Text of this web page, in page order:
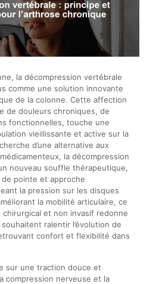
la décompression vertébrale
comme une solution innovante
de la colonne. Cette affection
de douleurs chroniques, de
fonctionnelles, touche une
vieillissante et active sur la
d’une alternative aux
la décompression
nouveau souffle thérapeutique,
pointe et approche
la pression sur les disques
la mobilité articulaire, ce
et non invasif redonne
ralentir l’évolution de
confort et flexibilité dans
sur une traction douce et
compression nerveuse et la